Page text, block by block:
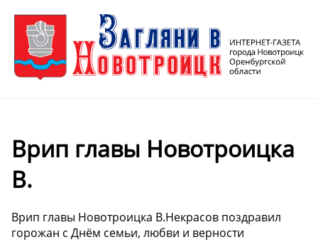
Врип главы Новотроицка
В.
Врип главы Новотроицка В.Некрасов поздравил
горожан с Днём семьи, любви и верности